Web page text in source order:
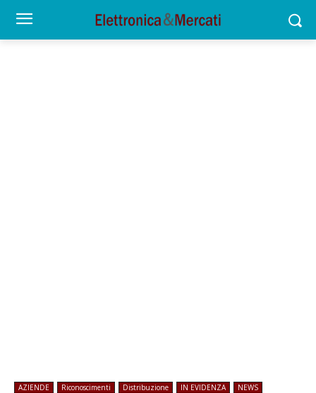
AZIENDE Riconoscimenti Distribuzione IN EVIDENZA NEWS